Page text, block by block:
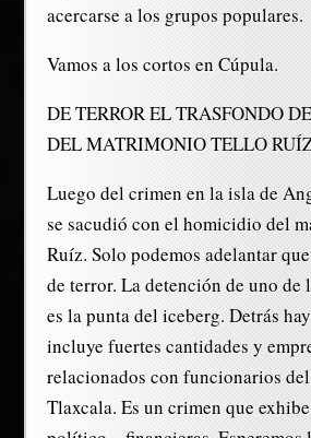
acercarse a los grupos populares.
Vamos a los cortos en Cúpula.
DE TERROR EL TRASFONDO
DEL MATRIMONIO TELLO
Luego del crimen en la isla de
se sacudió con el homicidio del
Ruíz. Solo podemos adelantar
de terror. La detención de uno de
es la punta del iceberg. Detrás
incluye fuertes cantidades y
relacionados con funcionarios
Tlaxcala. Es un crimen que